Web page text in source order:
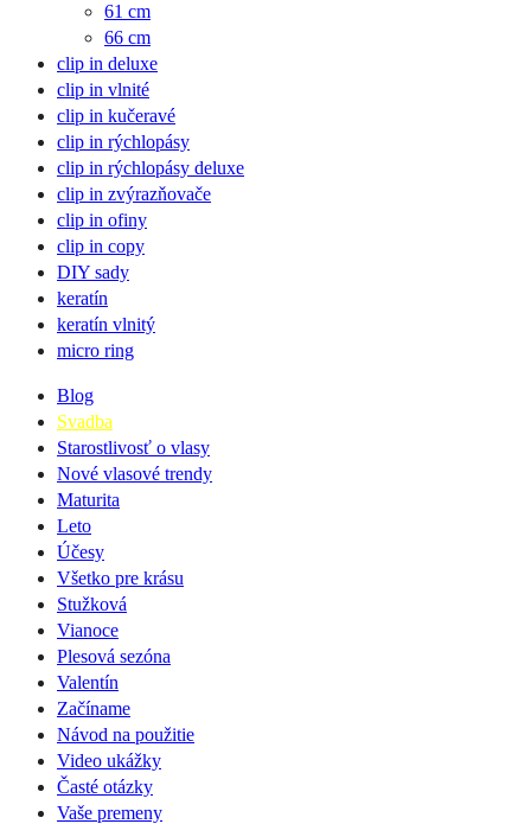
61 cm
66 cm
clip in deluxe
clip in vlnité
clip in kučeravé
clip in rýchlopásy
clip in rýchlopásy deluxe
clip in zvýrazňovače
clip in ofiny
clip in copy
DIY sady
keratín
keratín vlnitý
micro ring
Blog
Svadba
Starostlivosť o vlasy
Nové vlasové trendy
Maturita
Leto
Účesy
Všetko pre krásu
Stužková
Vianoce
Plesová sezóna
Valentín
Začíname
Návod na použitie
Video ukážky
Časté otázky
Vaše premeny